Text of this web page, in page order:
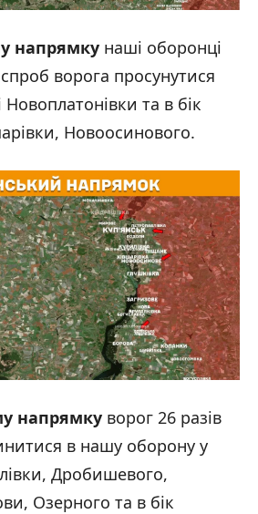
напрямку наші оборонці
ворога просунутися
та в бік
Новоосинового.
напрямку ворог 26 разів
в нашу оборону у
Дробишевого,
Oзерного та в бік